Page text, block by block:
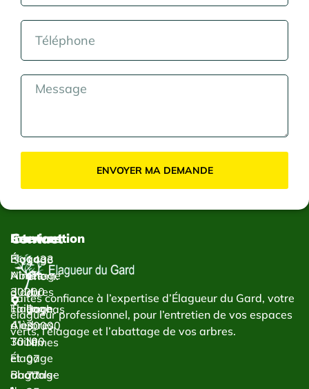
ENVOYER MA DEMANDE
Faites confiance à l’expertise d’Élagueur du Gard, votre
élagueur professionnel, pour l’entretien de vos espaces
verts, l’élagage et l’abattage de vos arbres.
Services
Élagage
Abattage
d’arbres
Taillage
d’arbres
Taille
et
abattage
Intervention
Élagage
Nîmes
30000
Élagage
Alès
30100
Élagage
Bagnols-
Contact
1433
Chem.
du
Bachas
30000
Nîmes
07
77